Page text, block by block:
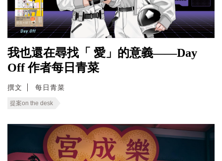
我也還在尋找「 愛」的意義——Day
Off 作者每日青菜
撰文 每日青菜
提案on the desk